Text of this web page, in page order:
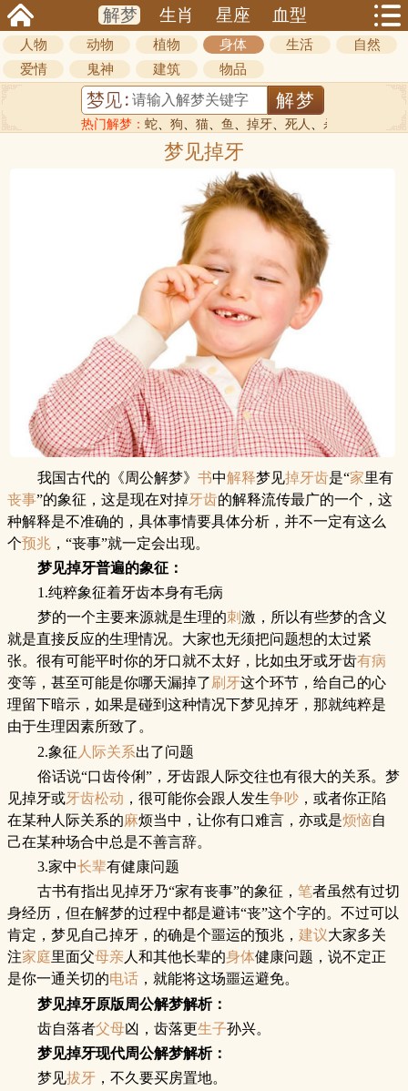
解梦 生肖 星座 血型
人物 动物 植物 身体 生活
自然
爱情
鬼神 建筑 物品
热门解梦： 蛇、 狗、 猫、 鱼 、 掉牙、 死人 、 杀人
梦见掉牙
我国古代的《周公解梦》 书中解释梦见掉牙齿是“家里有
丧事”的象征，这是现在对掉牙齿的解释流传最广的一个，这
种解释是不准确的，具体事情要具体分析，并不一定有这么
个预兆 ，“丧事”就一定会出现。
梦见掉牙普遍的象征：
1.纯粹象征着牙齿本身有毛病
梦的一个主要来源就是生理的刺激，所以有些梦的含义
就是直接反应的生理情况。大家也无须把问题想的太过紧
张。很有可能平时你的牙口就不太好，比如虫牙或牙齿有病
变等，甚至可能是你哪天漏掉了刷牙这个环节，给自己的心
理留下暗示，如果是碰到这种情况下梦见掉牙，那就纯粹是
由于生理因素所致了。
2.象征 人际关系出了问题
俗话说“口齿伶俐”，牙齿跟人际交往也有很大的关系。梦
见掉牙或牙齿松动 ，很可能你会跟人发生争吵 ，或者你正陷
在某种人际关系的麻烦当中，让你有口难言，亦或是烦恼自
己在某种场合中总是不善言辞。
3.家中长辈有健康问题
古书有指出见掉牙乃“家有丧事”的象征， 笔者虽然有过切
身经历，但在解梦的过程中都是避讳“丧”这个字的。不过可以
肯定，梦见自己掉牙，的确是个噩运的预兆， 建议大家多关
注家庭里面父母亲人和其他长辈的身体健康问题，说不定正
是你一通关切的电话 ，就能将这场噩运避免。
梦见掉牙原版周公解梦解析：
齿自落者父母凶，齿落更生子孙兴。
梦见掉牙现代周公解梦解析：
梦见拔牙，不久要买房置地。